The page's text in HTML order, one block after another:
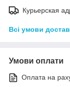
Курьерская
Всі умови
Умови оплати
Оплата на